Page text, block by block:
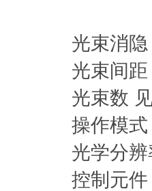
光束消
光束间
光束数
操作模
光学分
控制元